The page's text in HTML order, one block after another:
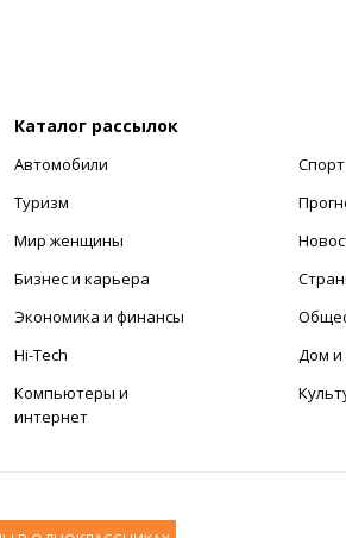
Каталог рассылок
Автомобили
Туризм
Мир женщины
Бизнес и карьера
Экономика и финансы
Hi-Tech
Компьютеры и
интернет
Спорт
Дом и